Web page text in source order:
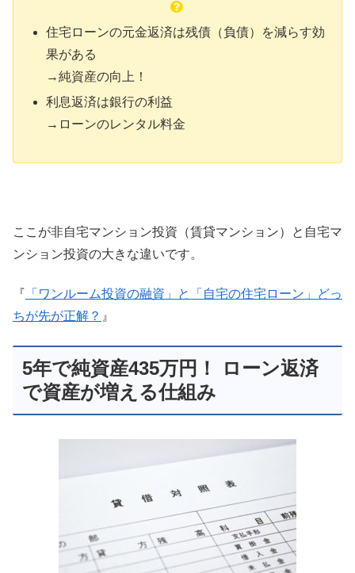
住宅ローンの元金返済は残債（負債）を減らす効
果がある
→純資産の向上！
利息返済は銀行の利益
→ローンのレンタル料金
ここが非自宅マンション投資（賃貸マンション）と自宅マ
ンション投資の大きな違いです。
『 「ワンルーム投資の融資」と「自宅の住宅ローン」どっ
ちが先が正解？ 』
5年で純資産435万円！ ローン返済
で資産が増える仕組み